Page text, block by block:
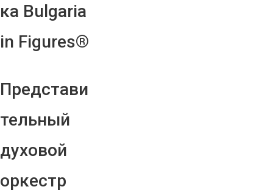
ка Bulgaria
in Figures®
Представи
тельный
духовой
оркестр